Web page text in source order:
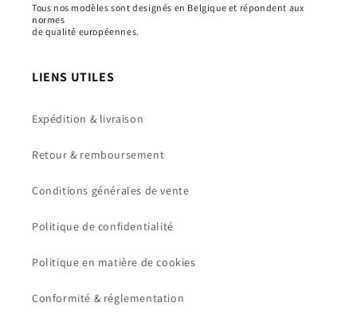
Tous nos modèles sont designés en Belgique et répondent aux
normes
de qualité européennes.
LIENS UTILES
Expédition & livraison
Retour & remboursement
Conditions générales de vente
Politique de confidentialité
Politique en matière de cookies
Conformité & réglementation